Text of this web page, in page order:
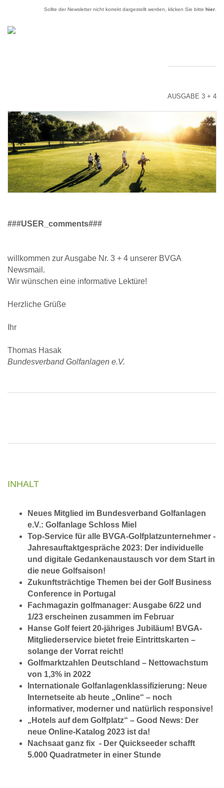
Sollte der Newsletter nicht korrekt dargestellt werden, klicken Sie bitte hier
AUSGABE 3 + 4
###USER_comments###
willkommen zur Ausgabe Nr. 3 + 4 unserer BVGA
Newsmail.
Wir wünschen eine informative Lektüre!
Herzliche Grüße
Ihr
Thomas Hasak
Bundesverband Golfanlagen e.V.
INHALT
Neues Mitglied im Bundesverband Golfanlagen
e.V.: Golfanlage Schloss Miel
Top-Service für alle BVGA-Golfplatzunternehmer -
Jahresauftaktgespräche 2023: Der individuelle
und digitale Gedankenaustausch vor dem Start in
die neue Golfsaison!
Zukunftsträchtige Themen bei der Golf Business
Conference in Portugal
Fachmagazin golfmanager: Ausgabe 6/22 und
1/23 erscheinen zusammen im Februar
Hanse Golf feiert 20-jähriges Jubiläum! BVGA-
Mitgliederservice bietet freie Eintrittskarten –
solange der Vorrat reicht!
Golfmarktzahlen Deutschland – Nettowachstum
von 1,3% in 2022
Internationale Golfanlagenklassifizierung: Neue
Internetseite ab heute „Online“ – noch
informativer, moderner und natürlich responsive!
„Hotels auf dem Golfplatz“ – Good News: Der
neue Online-Katalog 2023 ist da!
Nachsaat ganz fix - Der Quickseeder schafft
5.000 Quadratmeter in einer Stunde